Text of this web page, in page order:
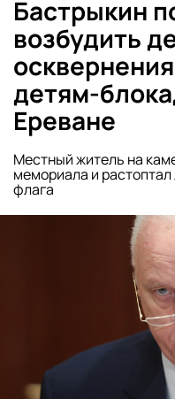
Бастрыкин
возбудить
детям-
Ереване
Местный житель на
мемориала и растоптал
флага